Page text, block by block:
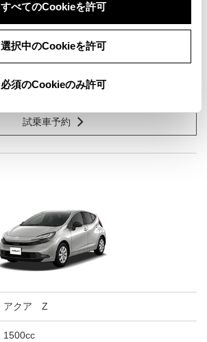
すべてのCookieを許可
選択中のCookieを許可
必須のCookieのみ許可
1800cc
2WD FF
プラチナホワイトパールマイカ
試乗車予約
アクア Z
1500cc